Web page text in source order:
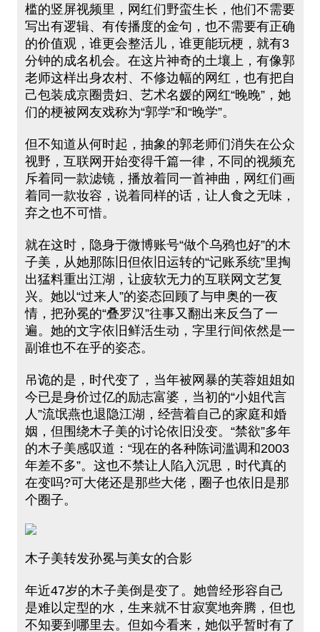
槛的竖屏视频里，网红们野蛮生长，他们不需要
写出有逻辑、有传播度的金句，也不需要有正确
的价值观，谁更会整活儿，谁更能玩梗，就有3
分钟的成名机会。在这片神奇的土壤上，有像郭
老师这样出身农村、不修边幅的网红，也有把自
己包装成京圈贵妇、艺术名媛的网红“晚晚”，她
们的梗被网友戏称为“郭学”和“晚学”。
但不知道从何时起，抽象的郭老师们消失在公众
视野，互联网开始变得千篇一律，不同的视频充
斥着同一款滤镜，播放着同一首神曲，网红们画
着同一款妆容，说着同样的话，让人食之无味，
弃之也不可惜。
就在这时，隐身于微博账号“做个乌鸦也好”的木
子美，从她那陈旧但依旧运转的“记账系统”里掏
出猛料重出江湖，让疲软无力的互联网文艺复
兴。她以“过来人”的姿态回顾了与申奥的一夜
情，把孙冕的“叠罗汉”往事又翻出来反刍了一
遍。她的文字依旧鲜活生动，字里行间依然是一
副谁也不在乎的姿态。
吊诡的是，时代变了，当年被网暴的芙蓉姐姐如
今已是身价过亿的励志富婆，当初的“小姐代言
人”流氓燕也退隐江湖，经营着自己的家庭和婚
姻，但围绕木子美的讨论依旧没变。“禁欲”多年
的木子美感叹道：“现在的各种陈词滥调和2003
年差不多”。这也不禁让人陷入沉思，时代真的
在变吗?可大佬还是那些大佬，圈子也依旧是那
个圈子。
木子美转发孙冕与美女的合影
年近47岁的木子美倒是变了。她曾经形容自己
是难以定型的水，生来就不甘寂寞地奔腾，但也
不知要到哪里去。但如今看来，她似乎暂时有了